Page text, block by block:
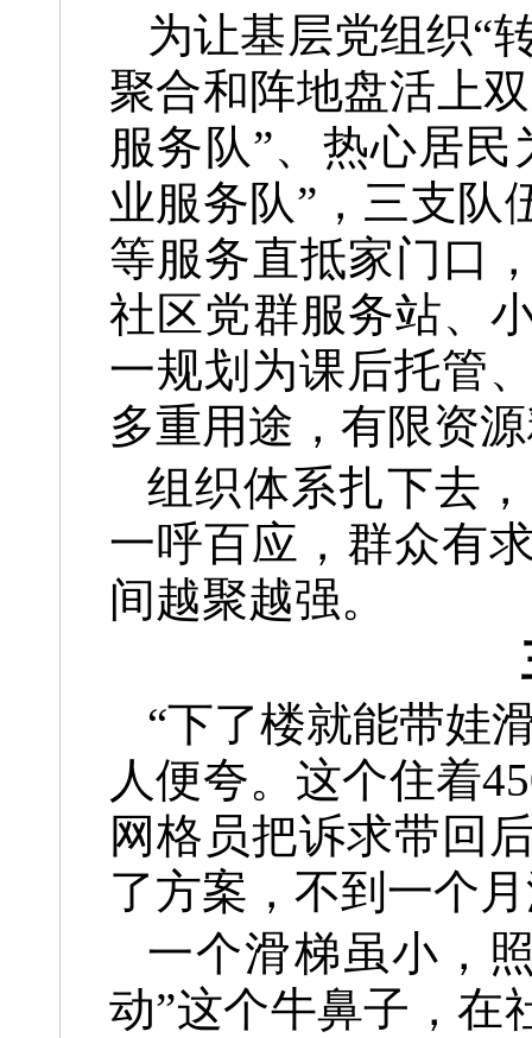
为让基层党组织“
聚合和阵地盘活上
服务队”、热心居
业服务队”，三支队
等服务直抵家门口
社区党群服务站、
一规划为课后托管
多重用途，有限资
组织体系扎下去
一呼百应，群众有
间越聚越强。
“下了楼就能带娃
人便夸。这个住着
网格员把诉求带回
了方案，不到一个
一个滑梯虽小，
动”这个牛鼻子，在